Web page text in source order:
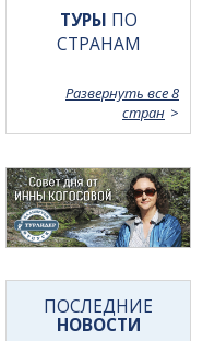
ТУРЫ ПО
СТРАНАМ
Развернуть все 8
стран
ПОСЛЕДНИЕ
НОВОСТИ